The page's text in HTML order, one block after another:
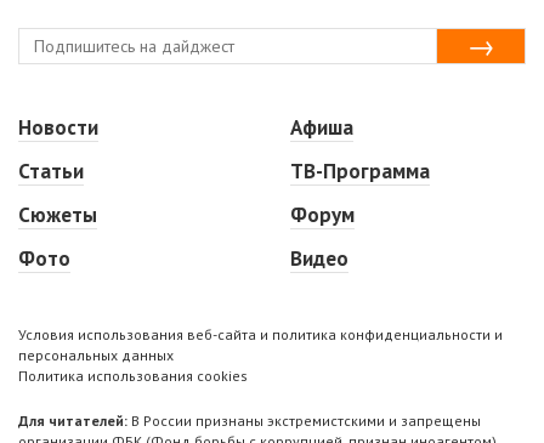
Новости
Статьи
Сюжеты
Фото
Афиша
ТВ-Программа
Форум
Видео
Условия использования веб-сайта и политика конфиденциальности и
персональных данных
Политика использования cookies
Для читателей: В России признаны экстремистскими и запрещены